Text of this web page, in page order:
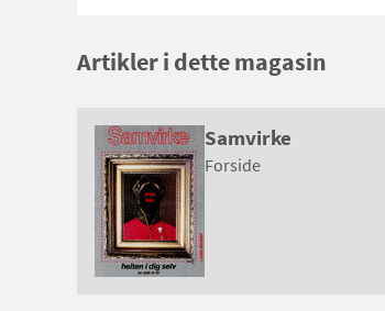
Artikler i dette magasin
Samvirke
Forside